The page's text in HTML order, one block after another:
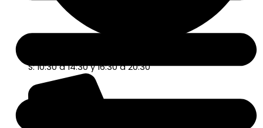
S: 10:30 a 14:30 y 16:30 a 20:30